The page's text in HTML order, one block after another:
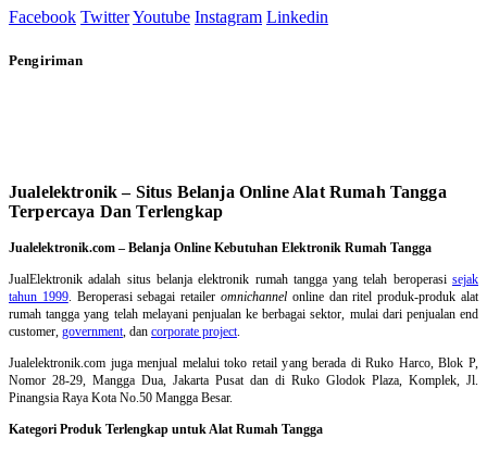
Facebook TwitterYoutube Instagram Linkedin
Pengiriman
Jualelektronik – Situs Belanja Online Alat Rumah Tangga
Terpercaya Dan Terlengkap
Jualelektronik.com – Belanja Online Kebutuhan Elektronik Rumah Tangga
JualElektronik adalah situs belanja elektronik rumah tanggayang telah beroperasisejak
tahun 1999. Beroperasi sebagai retaileromnichannel online dan ritel produk-produk alat
rumah tangga yang telah melayani penjualan ke berbagai sektor, mulai dari penjualan end
customer, government , dan corporate project
Jualelektronik.com juga menjual melalui toko retail yang berada di Ruko Harco, Blok P,
Nomor 28-29, Mangga Dua, Jakarta Pusat dan di Ruko Glodok Plaza, Komplek, Jl.
Pinangsia Raya Kota No.50 Mangga Besar.
Kategori Produk Terlengkap untuk Alat Rumah Tangga